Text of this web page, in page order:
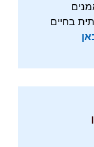
בחיים